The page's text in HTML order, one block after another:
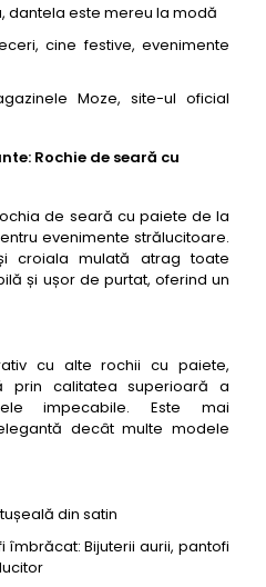
dantela este mereu la modă
cine festive, evenimente
Moze, site-ul oficial
Rochie de seară cu
de seară cu paiete de la
evenimente strălucitoare.
croiala mulată atrag toate
și ușor de purtat, oferind un
cu alte rochii cu paiete,
prin calitatea superioară a
impecabile. Este mai
decât multe modele
din satin
îmbrăcat: Bijuterii aurii, pantofi